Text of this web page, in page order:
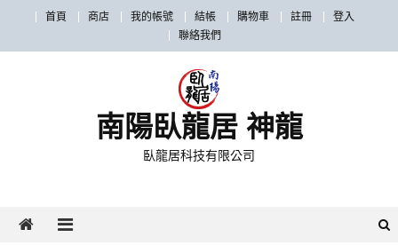
首頁 商店 我的帳號 結帳 購物車 註冊
登入
聯絡我們
南陽臥龍居 神龍
臥龍居科技有限公司